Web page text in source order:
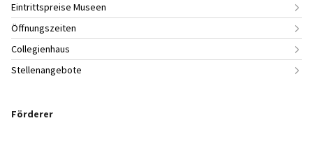
Eintrittspreise Museen
Öffnungszeiten
Collegienhaus
Stellenangebote
Förderer